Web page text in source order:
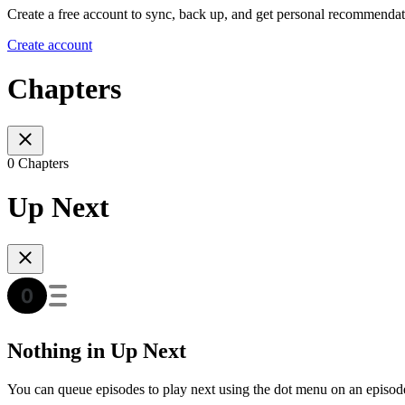
Create a free account to sync, back up, and get personal
Create account
Chapters
0 Chapters
Up Next
Nothing in Up Next
You can queue episodes to play next using the dot menu on an